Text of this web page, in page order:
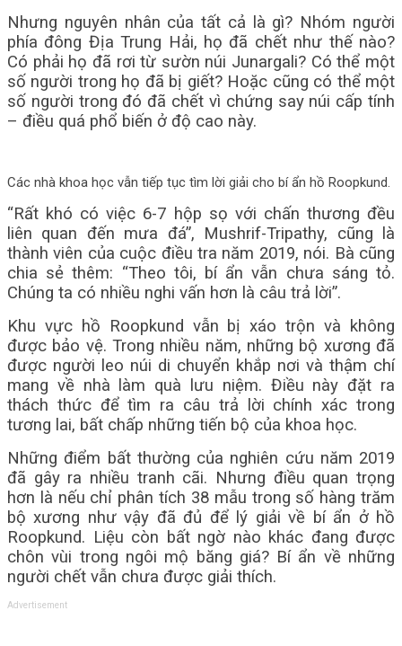
Nhưng nguyên nhân của tất cả là gì? Nhóm người
phía đông Địa Trung Hải, họ đã chết như thế nào?
Có phải họ đã rơi từ sườn núi Junargali? Có thể một
số người trong họ đã bị giết? Hoặc cũng có thể một
số người trong đó đã chết vì chứng say núi cấp tính
– điều quá phổ biến ở độ cao này.
Các nhà khoa học vẫn tiếp tục tìm lời giải cho bí ẩn hồ Roopkund.
“Rất khó có việc 6-7 hộp sọ với chấn thương đều
liên quan đến mưa đá”, Mushrif-Tripathy, cũng là
thành viên của cuộc điều tra năm 2019, nói. Bà cũng
chia sẻ thêm: “Theo tôi, bí ẩn vẫn chưa sáng tỏ.
Chúng ta có nhiều nghi vấn hơn là câu trả lời”.
Khu vực hồ Roopkund vẫn bị xáo trộn và không
được bảo vệ. Trong nhiều năm, những bộ xương đã
được người leo núi di chuyển khắp nơi và thậm chí
mang về nhà làm quà lưu niệm. Điều này đặt ra
thách thức để tìm ra câu trả lời chính xác trong
tương lai, bất chấp những tiến bộ của khoa học.
Những điểm bất thường của nghiên cứu năm 2019
đã gây ra nhiều tranh cãi. Nhưng điều quan trọng
hơn là nếu chỉ phân tích 38 mẫu trong số hàng trăm
bộ xương như vậy đã đủ để lý giải về bí ẩn ở hồ
Roopkund. Liệu còn bất ngờ nào khác đang được
chôn vùi trong ngôi mộ băng giá? Bí ẩn về những
người chết vẫn chưa được giải thích.
Advertisement